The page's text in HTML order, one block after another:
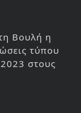
Βουλή η
τύπου
στους